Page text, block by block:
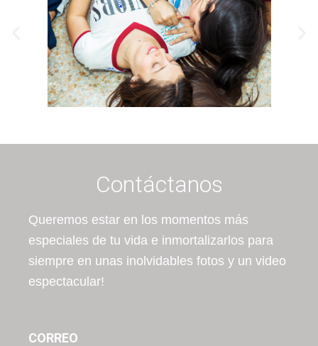
Contáctanos
Queremos estar en los momentos más
especiales de tu vida e inmortalizarlos para
siempre en unas inolvidables fotos y un video
espectacular!
CORREO